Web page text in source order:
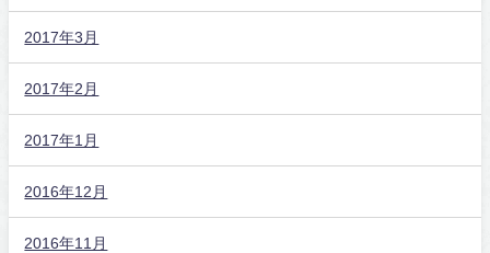
2017年3月
2017年2月
2017年1月
2016年12月
2016年11月